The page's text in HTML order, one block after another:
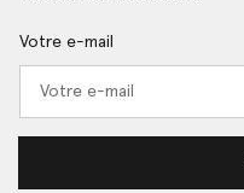
Votre e-mail